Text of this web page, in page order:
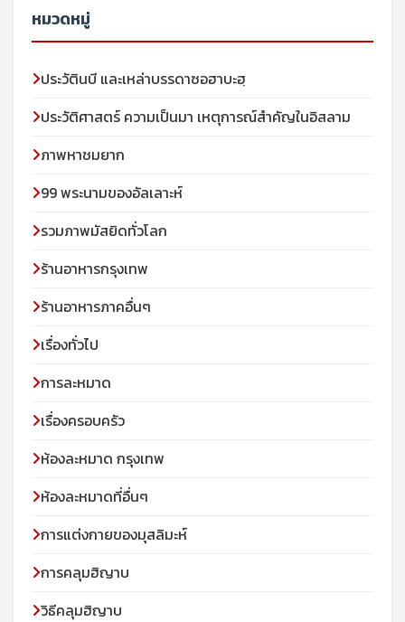
หมวดหมู่
ประวัตินบี และเหล่าบรรดาซอฮาบะฮฺ
ประวัติศาสตร์ ความเป็นมา เหตุการณ์สำคัญในอิสลาม
ภาพหาชมยาก
99 พระนามของอัลเลาะห์
รวมภาพมัสยิดทั่วโลก
ร้านอาหารกรุงเทพ
ร้านอาหารภาคอื่นๆ
เรื่องทั่วไป
การละหมาด
เรื่องครอบครัว
ห้องละหมาด กรุงเทพ
ห้องละหมาดที่อื่นๆ
การแต่งกายของมุสลิมะห์
การคลุมฮิญาบ
วิธีคลุมฮิญาบ